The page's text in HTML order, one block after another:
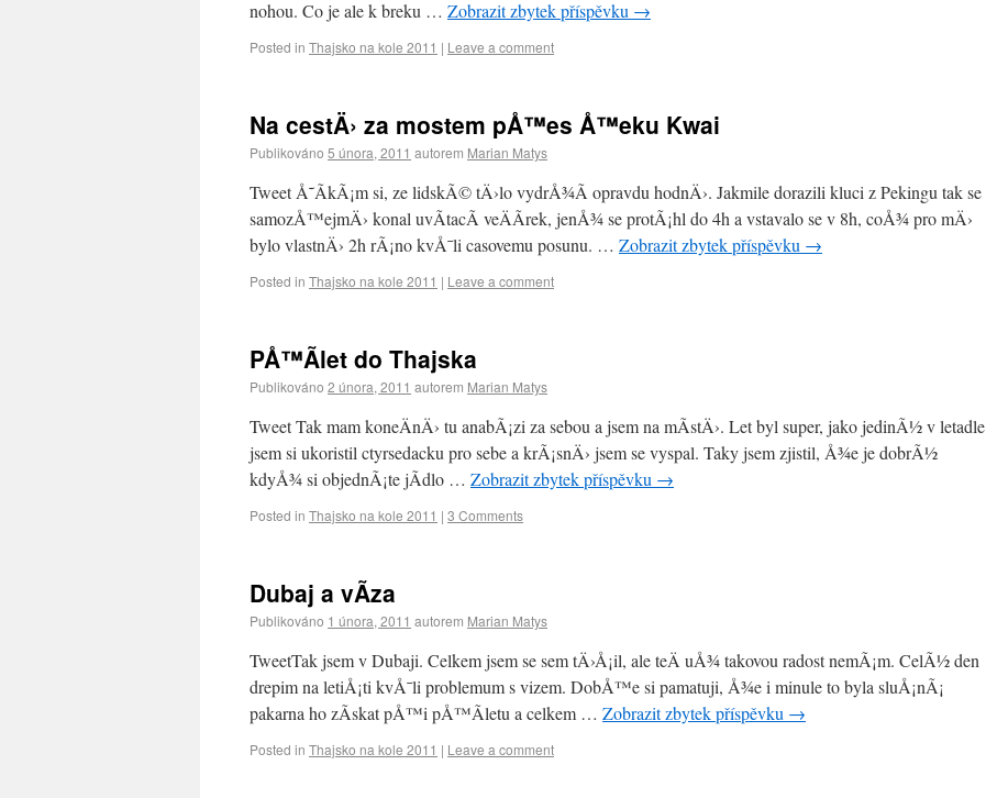
nohou. Co je ale k breku … Zobrazit zbytek příspěvku →
Posted in Thajsko na kole 2011 | Leave a comment
Na cestÄ› za mostem pÅ™es Å™eku Kwai
Publikováno 5 února, 2011 autorem Marian Matys
Tweet Å˜Ã­kÃ¡m si, ze lidskÃ© tÄ›lo vydrÅ¾Ã­ opravdu hodnÄ›. Jakmile dorazili kluci z Pekingu tak se
samozÅ™ejmÄ› konal uvÃ­tacÃ­ veÄÃ­rek, jenÅ¾ se protÃ¡hl do 4h a vstavalo se v 8h, coÅ¾ pro mÄ›
bylo vlastnÄ› 2h rÃ¡no kvÅ¯li casovemu posunu. … Zobrazit zbytek příspěvku →
Posted in Thajsko na kole 2011 | Leave a comment
PÅ™Ã­let do Thajska
Publikováno 2 února, 2011 autorem Marian Matys
Tweet Tak mam koneÄnÄ› tu anabÃ¡zi za sebou a jsem na mÃ­stÄ›. Let byl super, jako jedinÃ½ v letadle
jsem si ukoristil ctyrsedacku pro sebe a krÃ¡snÄ› jsem se vyspal. Taky jsem zjistil, Å¾e je dobrÃ½
kdyÅ¾ si objednÃ¡te jÃ­dlo … Zobrazit zbytek příspěvku →
Posted in Thajsko na kole 2011 | 3 Comments
Dubaj a vÃ­za
Publikováno 1 února, 2011 autorem Marian Matys
TweetTak jsem v Dubaji. Celkem jsem se sem tÄ›Å¡il, ale teÄ uÅ¾ takovou radost nemÃ¡m. CelÃ½ den
drepim na letiÅ¡ti kvÅ¯li problemum s vizem. DobÅ™e si pamatuji, Å¾e i minule to byla sluÅ¡nÃ¡
pakarna ho zÃ­skat pÅ™i pÅ™Ã­letu a celkem … Zobrazit zbytek příspěvku →
Posted in Thajsko na kole 2011 | Leave a comment